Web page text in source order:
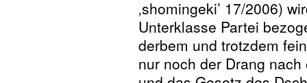
‚shomingeki’ 17/2006)
Unterklasse Partei
derbem und trotzdem
nur noch der Drang